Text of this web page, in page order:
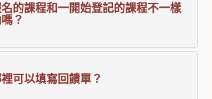
名的課程和一開始登記的課程不一樣
？
裡可以填寫回饋單？